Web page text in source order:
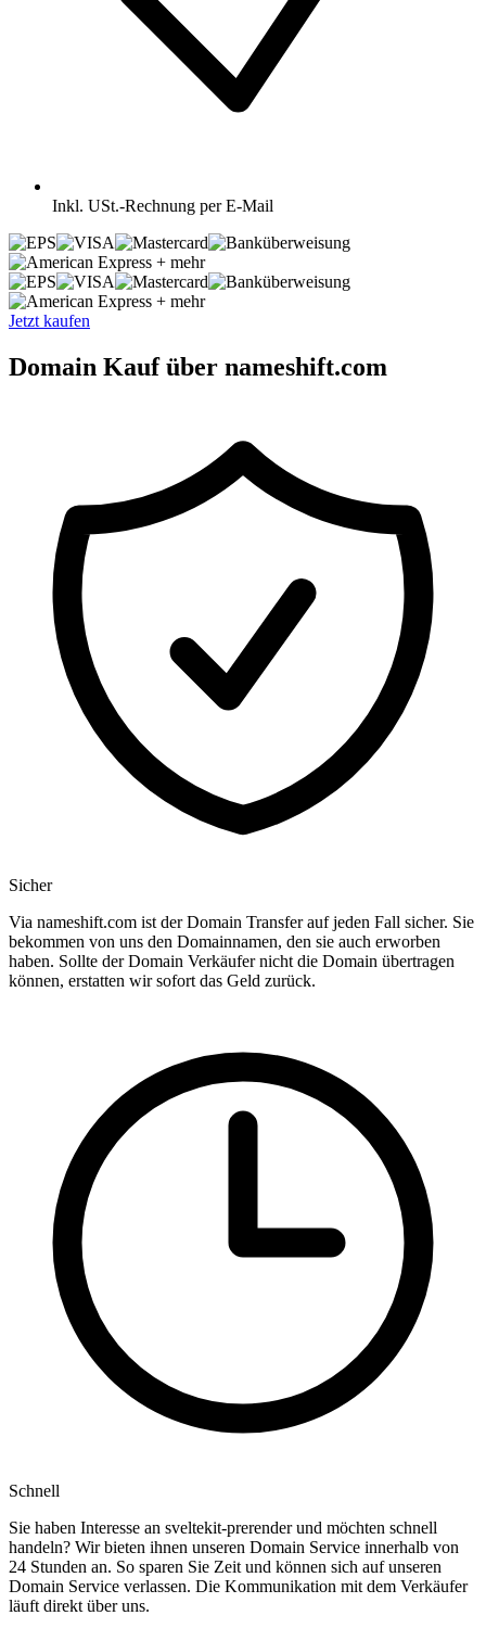
Inkl. USt.-Rechnung per E-Mail
+ mehr
+ mehr
Jetzt kaufen
Domain Kauf über nameshift.com
Sicher
Via nameshift.com ist der Domain Transfer auf jeden Fall sicher. Sie
bekommen von uns den Domainnamen, den sie auch erworben
haben. Sollte der Domain Verkäufer nicht die Domain übertragen
können, erstatten wir sofort das Geld zurück.
Schnell
Sie haben Interesse an sveltekit-prerender und möchten schnell
handeln? Wir bieten ihnen unseren Domain Service innerhalb von
24 Stunden an. So sparen Sie Zeit und können sich auf unseren
Domain Service verlassen. Die Kommunikation mit dem Verkäufer
läuft direkt über uns.